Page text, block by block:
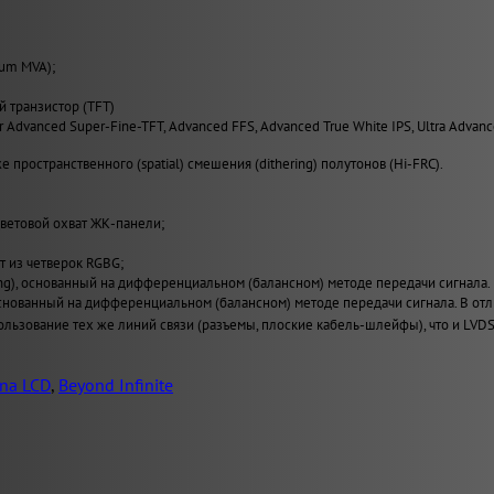
MVA);
(TFT)
Super-Fine-TFT, Advanced FFS, Advanced True White IPS, Ultra
пространственного (spatial) смешения (dithering) полутонов (Hi-FRC).
охват ЖК-панели;
четверок RGBG;
основанный на дифференциальном (балансном) методе передачи сигнала.
на дифференциальном (балансном) методе передачи сигнала. В
тех же линий связи (разъемы, плоские кабель-шлейфы), что и
LCD, Beyond Infinite